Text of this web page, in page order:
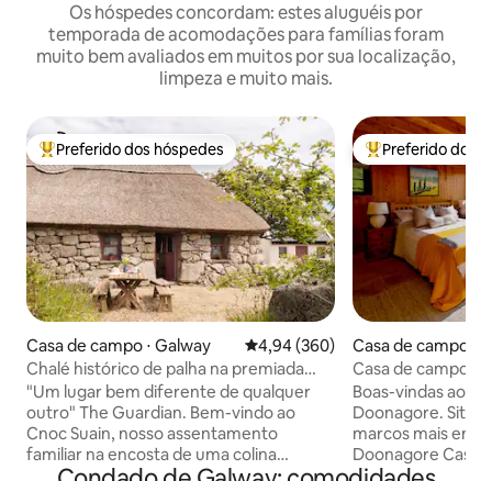
Os hóspedes concordam: estes aluguéis por
temporada de acomodações para famílias foram
muito bem avaliados em muitos por sua localização,
limpeza e muito mais.
Entre os melhores preferidos dos hóspedes
Preferido dos hóspedes
Casa de campo ⋅ Galway 4,94 de uma avaliação média de
4,94 (360)
Chalé histórico de palha na premiada
Cnoc Suain
"Um lugar bem diferente de qualquer
outro" The Guardian. Bem-vindo ao
Cnoc Suain, nosso assentamento
familiar na encosta de uma colina
aninhada dentro de uma paisagem rural
Entre os
Preferido dos
Casa de campo ⋅
re
Casa de campo
Doonagore
Boas-vindas ao
Doonagore.
marcos mais
Doonagore
meticulosamente